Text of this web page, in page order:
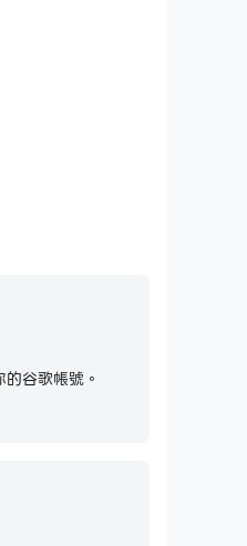
谷歌帳號。